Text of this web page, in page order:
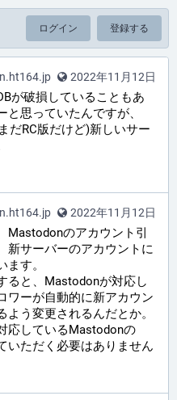
ログイン 登録する
2022年11月12日
が破損していることもあ
と思っていたんですが、
だRC版だけど)新しいサー
2022年11月12日
Mastodonのアカウント引
新サーバーのアカウントに
す。
ると、Mastodonが対応し
ワーが自動的に新アカウン
よう変更されるんだとか。
応しているMastodonの
いただく必要はありません